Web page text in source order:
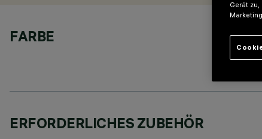
FARBE
ERFORDERLICHES ZUBEHÖR
Gerät